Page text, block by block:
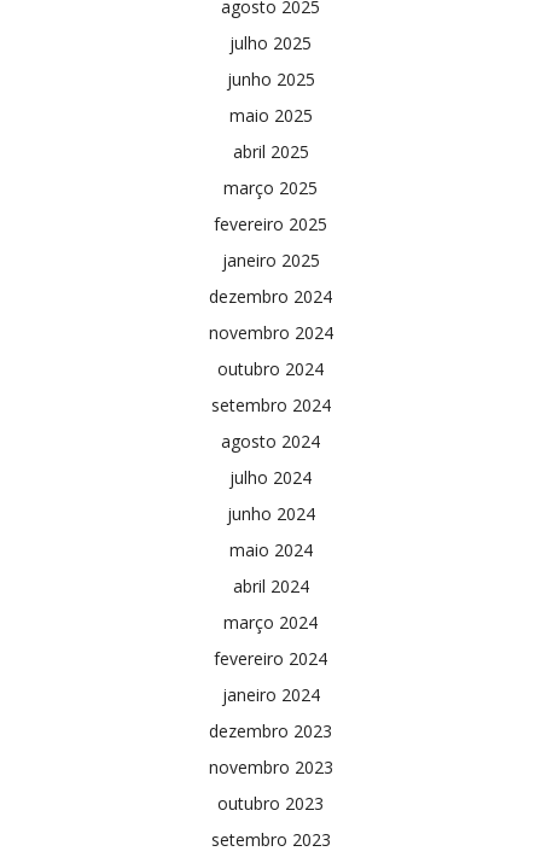
agosto 2025
julho 2025
junho 2025
maio 2025
abril 2025
março 2025
fevereiro 2025
janeiro 2025
dezembro 2024
novembro 2024
outubro 2024
setembro 2024
agosto 2024
julho 2024
junho 2024
maio 2024
abril 2024
março 2024
fevereiro 2024
janeiro 2024
dezembro 2023
novembro 2023
outubro 2023
setembro 2023